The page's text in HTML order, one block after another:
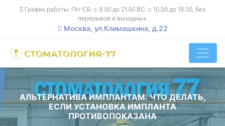
График работы: ПН-СБ: с 9.00 до 21.00 ВС: с 10.00 до 18.00, без
перерывов и выходных.
Москва, ул.Климашкина, д.22
АЛЬТЕРНАТИВА ИМПЛАНТАМ: ЧТО ДЕЛАТЬ,
ЕСЛИ УСТАНОВКА ИМПЛАНТА
ПРОТИВОПОКАЗАНА